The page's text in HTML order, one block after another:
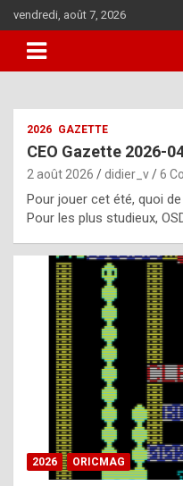
to
content
vendredi, août 7, 2026
2026 GAZETTE
CEO Gazette 2026-
2 août 2026 didier_v 6
Pour jouer cet été, quoi
Pour les plus studieux,
2026 ORICMAG